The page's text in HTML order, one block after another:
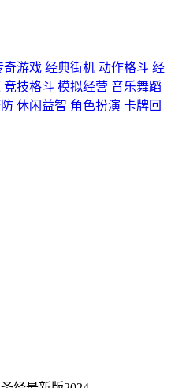
奇游戏 经典街机 动作格斗 经
竞技格斗 模拟经营 音乐舞蹈
休闲益智 角色扮演 卡牌回